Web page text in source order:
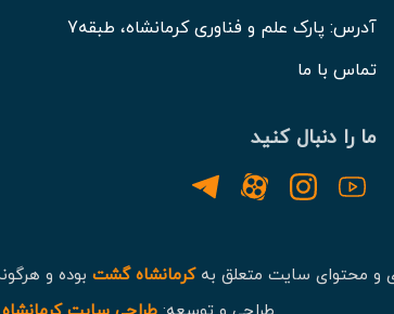
آدرس: پارک علم و فناوری کرمانشاه، طبقه7
تماس با ما
ما را دنبال کنید
و محتوای سایت متعلق بهکرمانشاه گشت بوده و